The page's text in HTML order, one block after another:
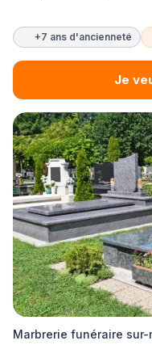
+7 ans d'ancienneté
Je
Marbrerie funéraire sur-